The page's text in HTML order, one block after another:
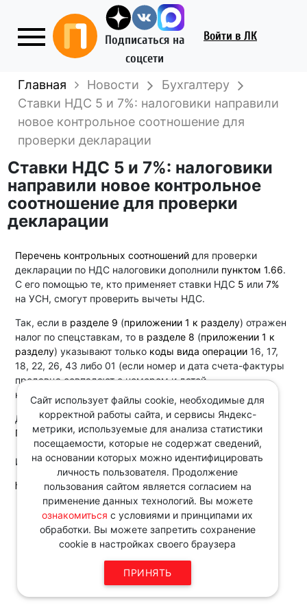
Подписаться на
соцсети
Войти в ЛК
Главная Новости
Бухгалтеру
Ставки НДС 5 и 7%: налоговики направили
новое контрольное соотношение для
проверки декларации
Ставки НДС 5 и 7%: налоговики
направили новое контрольное
соотношение для проверки
декларации
Перечень контрольных соотношенийдля проверки
декларации по НДС налоговики дополнили пунктом 1.66.
С его помощью те, кто применяет ставки НДС 5 или 7%
на УСН, смогут проверить вычеты НДС.
Так, если в разделе 9 (приложении 1 к разделу) отражен
налог по спецставкам, то в разделе 8 (приложении 1 к
разделу) указывают только коды вида операции16, 17,
18, 22, 26, 43 либо 01 (если номер и дата счета-фактуры
продавца совпадают с номером и датой
корректировочного документа).
Документ:
Письмо ФНС России от 25.09.2025 N СД-4-3/8781@
Источник:
http://www.consultant.ru/
Сайт использует файлы cookie, необходимые для
корректной работы сайта, и сервисы Яндекс-
метрики, используемые для анализа статистики
посещаемости, которые не содержат сведений,
на основании которых можно идентифицировать
личность пользователя. Продолжение
пользования сайтом является согласием на
применение данных технологий. Вы можете
ознакомиться с условиями и принципами их
обработки. Вы можете запретить сохранение
cookie в настройках своего браузера
ПРИНЯТЬ
дни с 9:00 до 18:00
8 343 287 51 45